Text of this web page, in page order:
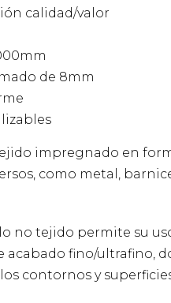
calidad/valor
de 8mm
impregnado en
como metal,
no tejido permite su
acabado fino/ultrafino,
contornos y